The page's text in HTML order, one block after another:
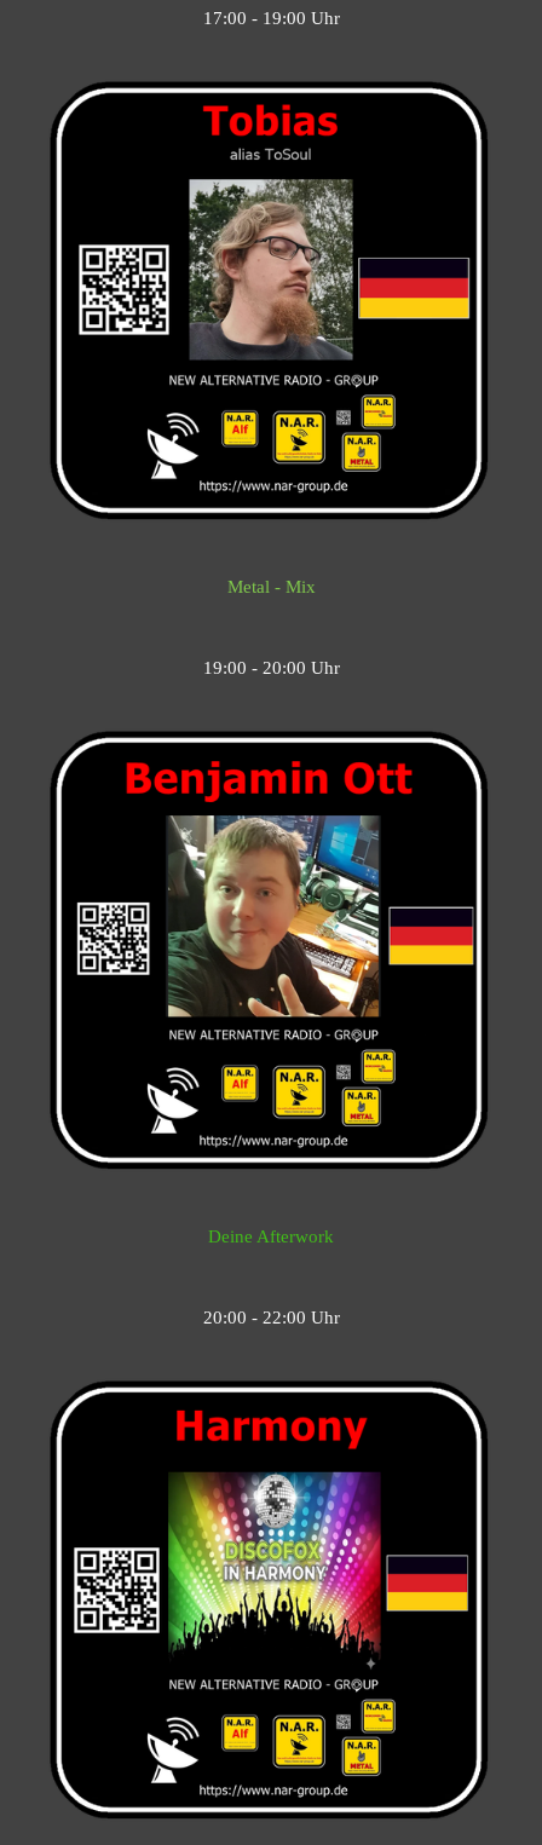
17:00 - 19:00 Uhr
Metal - Mix
19:00 - 20:00 Uhr
Deine Afterwork
20:00 - 22:00 Uhr